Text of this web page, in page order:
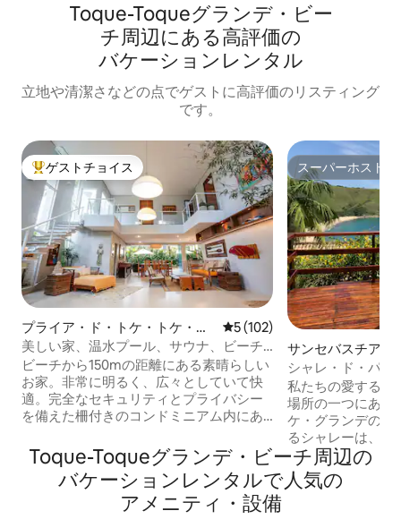
Toque-Toqueグランデ・ビー
チ⁠周⁠辺⁠に⁠あ⁠る高⁠評⁠価⁠の
バ⁠ケ⁠ー⁠シ⁠ョ⁠ン⁠レ⁠ン⁠タ⁠ル
立地や清潔さなどの点でゲストに高評価のリスティング
です。
大好評のゲストチョイスです。
ゲストチョイス
プライア・ド・トケ・トケ・ペ
ケーノの一軒家
レビュー102件、5つ星中5つ
5 (102)
美しい家、温水プール、サウナ、ビーチ
から150メートル
ビーチから150mの距離にある素晴らしい
お家。非常に明るく、広々としていて快
適。完全なセキュリティとプライバシー
を備えた柵付きのコンドミニアム内にあ
サウナ、日よけベッド、ソファ、椅子と
パラソル付きの屋外テーブルを備えたレ
クリエーションエリア。 コンパクトで使
いやすいガスバーベキューグリル。 上の
階には3つの美しいスイートがあります。
スーパーホスト
スーパーホスト
サンセバスチアン
シャレ・ド・パラ
トーケ・トーケ・
私たちの愛するブ
場所の一つにある
ケ・グランデのビ
るシャレーは、ゲ
駐車場を備えた素
ムにあります。
に最適なロケーシ
Toque-Toqueグランデ・ビーチ⁠周⁠辺⁠の
バ⁠ケ⁠ー⁠シ⁠ョ⁠ン⁠レ⁠ン⁠タ⁠ル⁠で人⁠気⁠の
ア⁠メ⁠ニ⁠テ⁠ィ⁠・⁠設⁠備